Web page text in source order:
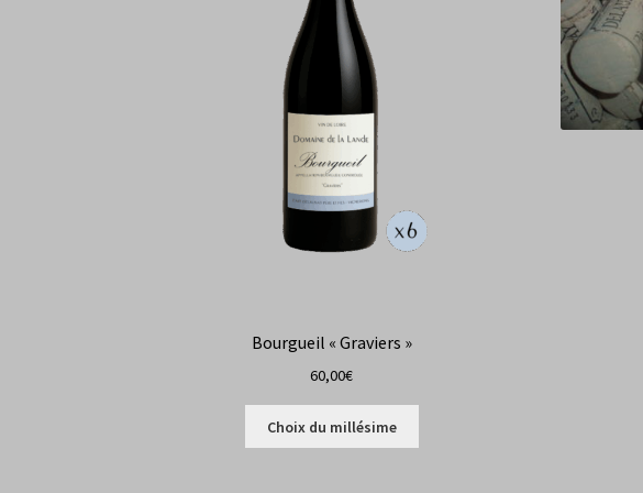
Bourgueil « Graviers »
60,00€
Choix du millésime